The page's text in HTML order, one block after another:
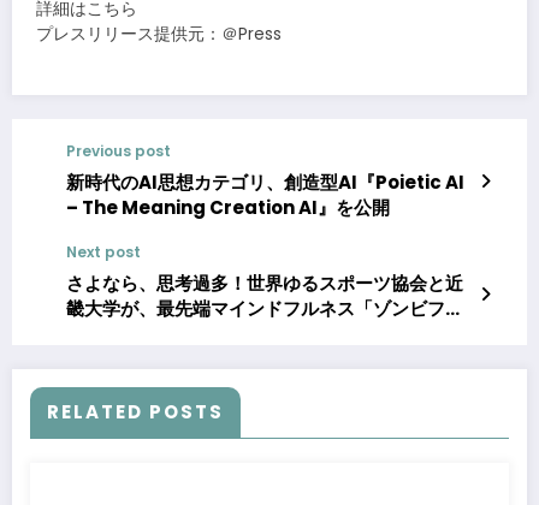
詳細はこちら
プレスリリース提供元：＠Press
Previous post
新時代のAI思想カテゴリ、創造型AI『Poietic AI
– The Meaning Creation AI』を公開
Next post
さよなら、思考過多！世界ゆるスポーツ協会と近
畿大学が、最先端マインドフルネス「ゾンビフル
を開催！～
RELATED POSTS